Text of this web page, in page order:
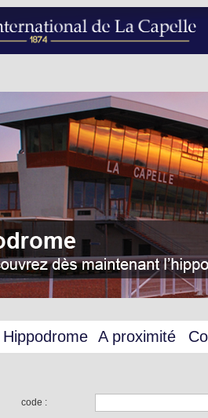
Hippodrome A proximité
code :